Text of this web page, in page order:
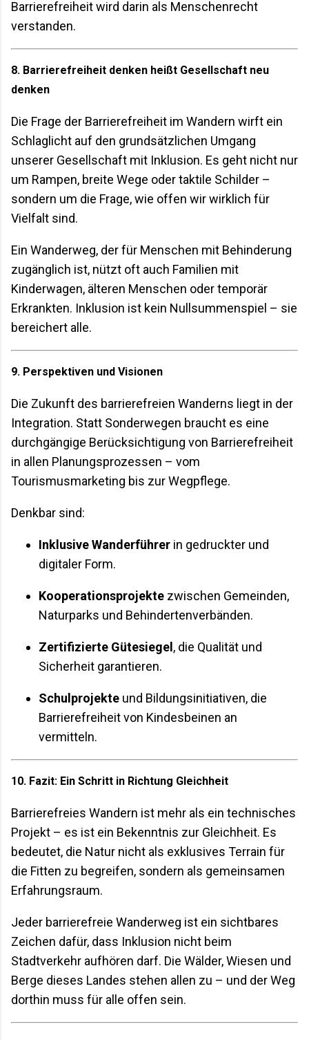
Barrierefreiheit wird darin als Menschenrecht
verstanden.
8. Barrierefreiheit denken heißt Gesellschaft neu
denken
Die Frage der Barrierefreiheit im Wandern wirft ein
Schlaglicht auf den grundsätzlichen Umgang
unserer Gesellschaft mit Inklusion. Es geht nicht nur
um Rampen, breite Wege oder taktile Schilder –
sondern um die Frage, wie offen wir wirklich für
Vielfalt sind.
Ein Wanderweg, der für Menschen mit Behinderung
zugänglich ist, nützt oft auch Familien mit
Kinderwagen, älteren Menschen oder temporär
Erkrankten. Inklusion ist kein Nullsummenspiel – sie
bereichert alle.
9. Perspektiven und Visionen
Die Zukunft des barrierefreien Wanderns liegt in der
Integration. Statt Sonderwegen braucht es eine
durchgängige Berücksichtigung von Barrierefreiheit
in allen Planungsprozessen – vom
Tourismusmarketing bis zur Wegpflege.
Denkbar sind:
Inklusive Wanderführer in gedruckter und
digitaler Form.
Kooperationsprojekte zwischen Gemeinden,
Naturparks und Behindertenverbänden.
Zertifizierte Gütesiegel , die Qualität und
Sicherheit garantieren.
Schulprojekte und Bildungsinitiativen, die
Barrierefreiheit von Kindesbeinen an
vermitteln.
10. Fazit: Ein Schritt in Richtung Gleichheit
Barrierefreies Wandern ist mehr als ein technisches
Projekt – es ist ein Bekenntnis zur Gleichheit. Es
bedeutet, die Natur nicht als exklusives Terrain für
die Fitten zu begreifen, sondern als gemeinsamen
Erfahrungsraum.
Jeder barrierefreie Wanderweg ist ein sichtbares
Zeichen dafür, dass Inklusion nicht beim
Stadtverkehr aufhören darf. Die Wälder, Wiesen und
Berge dieses Landes stehen allen zu – und der Weg
dorthin muss für alle offen sein.